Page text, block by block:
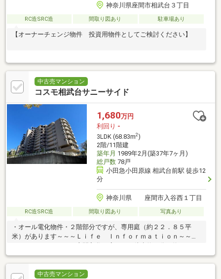
神奈川県座間市相武台３丁目
RC造SRC造 間取り図あり 駐車場あり
【オーナーチェンジ物件 投資用物件としてご検討ください】
中古売マンション
コスモ相武台サニーサイド
1,680万円
利回り -
3LDK (68.83m2)
2階/11階建
築年月 1989年2月(築37年7ヶ月)
総戸数78戸
小田急小田原線 相武台前駅 徒歩12
分
神奈川県 座間市入谷西１丁目
RC造SRC造 間取り図あり 写真あり
・オール電化物件・２階部分ですが、専用庭（約２２．８５平
米）があります～～～Ｌｉｆｅ Ｉｎｆｏｒｍａｔｉｏｎ～～
ｍ）・業務スーパー相武台店・・・徒歩約２０分（約１，６００
ｍ）・座間総合病院・・・徒歩約９分（約７２０ｍ）・座間市立
座間小学校・・・徒歩約２２分（約１，７００ｍ）・座間市立座
中古売マンション